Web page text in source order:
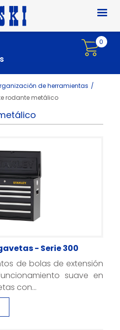
0
de herramientas
rodante metálico
- Serie 300
de bolas de extensión
suave en
con...